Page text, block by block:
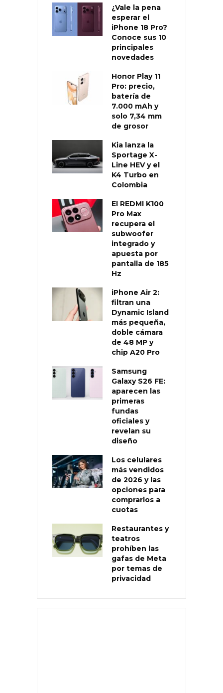
¿Vale la pena
esperar el
iPhone 18 Pro?
Conoce sus 10
principales
novedades
Honor Play 11
Pro: precio,
batería de
7.000 mAh y
solo 7,34 mm
de grosor
Kia lanza la
Sportage X-
Line HEV y el
K4 Turbo en
Colombia
El REDMI K100
Pro Max
recupera el
subwoofer
integrado y
apuesta por
pantalla de 185
Hz
iPhone Air 2:
filtran una
Dynamic Island
más pequeña,
doble cámara
de 48 MP y
chip A20 Pro
Samsung
Galaxy S26 FE:
aparecen las
primeras
fundas
oficiales y
revelan su
diseño
Los celulares
más vendidos
de 2026 y las
opciones para
comprarlos a
cuotas
Restaurantes y
teatros
prohíben las
gafas de Meta
por temas de
privacidad